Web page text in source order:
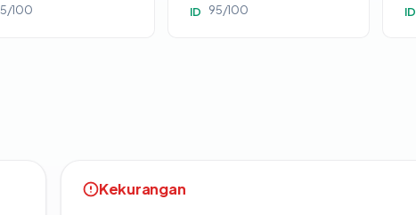
100 ID 95/100 ID
Kekurangan